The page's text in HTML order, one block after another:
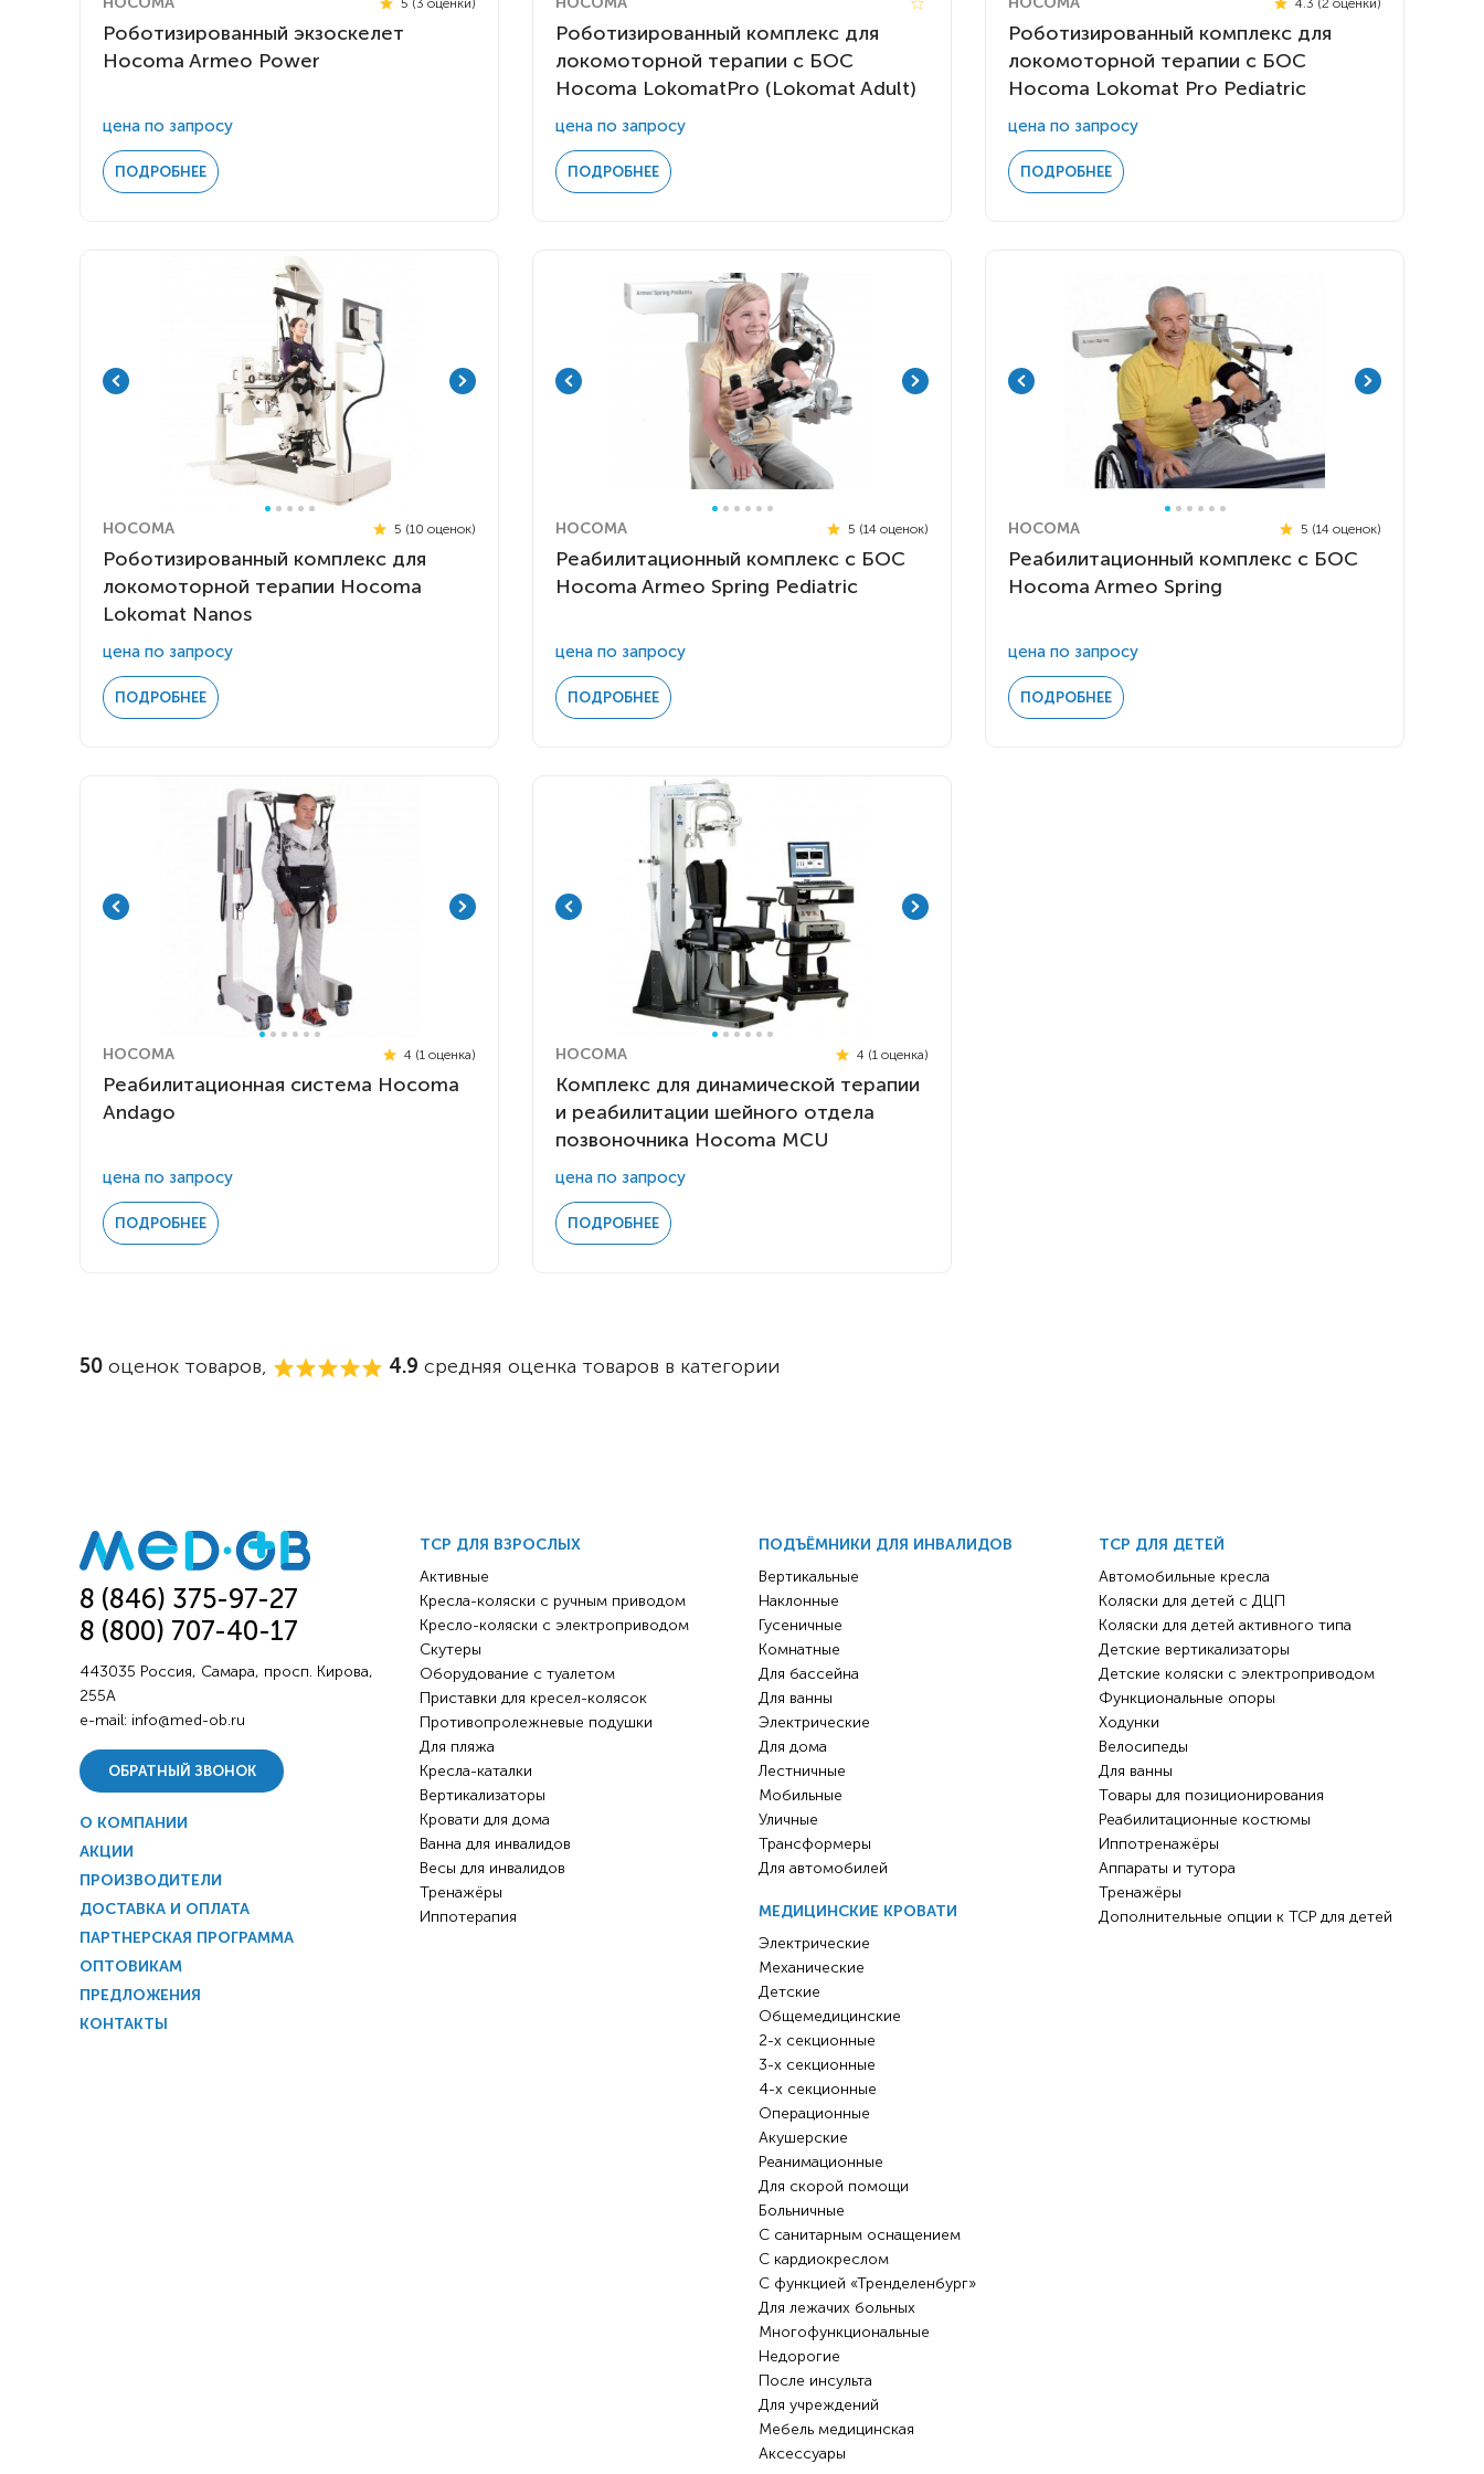
Роботизированный экзоскелет
Hocoma Armeo Power
цена по запросу
ПОДРОБНЕЕ
Роботизированный комплекс для
локомоторной терапии с БОС
Hocoma LokomatPro (Lokomat Adult)
цена по запросу
ПОДРОБНЕЕ
Роботизированный комплекс для
локомоторной терапии с БОС
Hocoma Lokomat Pro Pediatric
цена по запросу
ПОДРОБНЕЕ
HOCOMA 5 (10 оценок)
Роботизированный комплекс для
локомоторной терапии Hocoma
Lokomat Nanos
цена по запросу
ПОДРОБНЕЕ
HOCOMA 5 (14 оценок)
Реабилитационный комплекс с БОС
Hocoma Armeo Spring Pediatric
цена по запросу
ПОДРОБНЕЕ
HOCOMA 5 (14 оценок)
Реабилитационный комплекс с БОС
Hocoma Armeo Spring
цена по запросу
ПОДРОБНЕЕ
HOCOMA 4 (1 оценка)
Реабилитационная система Hocoma
Andago
цена по запросу
ПОДРОБНЕЕ
HOCOMA 4 (1 оценка)
Комплекс для динамической терапии
и реабилитации шейного отдела
позвоночника Hocoma MCU
цена по запросу
ПОДРОБНЕЕ
50 оценок товаров, 4.9 средняя оценка товаров в категории
8 (846) 375-97-27
8 (800) 707-40-17
443035 Россия, Самара, просп. Кирова,
255А
e-mail: info@med-ob.ru
ОБРАТНЫЙ ЗВОНОК
О КОМПАНИИ
АКЦИИ
ПРОИЗВОДИТЕЛИ
ДОСТАВКА И ОПЛАТА
ПАРТНЕРСКАЯ ПРОГРАММА
ОПТОВИКАМ
ПРЕДЛОЖЕНИЯ
КОНТАКТЫ
ТСР ДЛЯ ВЗРОСЛЫХ
Активные
Кресла-коляски с ручным приводом
Кресло-коляски с электроприводом
Скутеры
Оборудование с туалетом
Приставки для кресел-колясок
Противопролежневые подушки
Для пляжа
Кресла-каталки
Вертикализаторы
Кровати для дома
Ванна для инвалидов
Весы для инвалидов
Тренажёры
Иппотерапия
ПОДЪЁМНИКИ ДЛЯ ИНВАЛИДОВ
Вертикальные
Наклонные
Гусеничные
Комнатные
Для бассейна
Для ванны
Электрические
Для дома
Лестничные
Мобильные
Уличные
Трансформеры
Для автомобилей
МЕДИЦИНСКИЕ КРОВАТИ
Электрические
Механические
Детские
Общемедицинские
2-х секционные
3-х секционные
4-х секционные
Операционные
Акушерские
Реанимационные
Для скорой помощи
Больничные
С санитарным оснащением
С кардиокреслом
С функцией «Тренделенбург»
Для лежачих больных
Многофункциональные
Недорогие
После инсульта
Для учреждений
Мебель медицинская
Аксессуары
ТСР ДЛЯ ДЕТЕЙ
Автомобильные кресла
Коляски для детей с ДЦП
Коляски для детей активного типа
Детские вертикализаторы
Детские коляски с электроприводом
Функциональные опоры
Ходунки
Велосипеды
Для ванны
Товары для позиционирования
Реабилитационные костюмы
Иппотренажёры
Аппараты и тутора
Тренажёры
Дополнительные опции к ТСР для детей